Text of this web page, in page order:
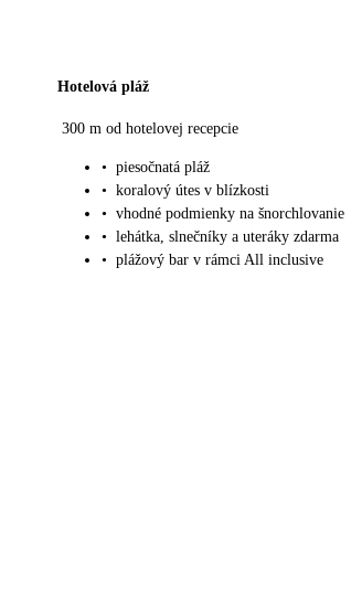
Hotelová pláž
300 m od hotelovej recepcie
• piesočnatá pláž
• koralový útes v blízkosti
• vhodné podmienky na šnorchlovanie
• lehátka, slnečníky a uteráky zdarma
• plážový bar v rámci All inclusive